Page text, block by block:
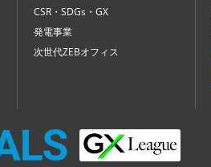
CSR・SDGs・GX
発電事業
次世代ZEBオフィス